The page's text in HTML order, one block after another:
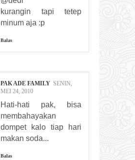
kurangin tapi tetep
minum aja :p
Balas
PAK ADE FAMILY SENIN,
MEI 24, 2010
Hati-hati pak, bisa
membahayakan
dompet kalo tiap hari
makan soda...
Balas